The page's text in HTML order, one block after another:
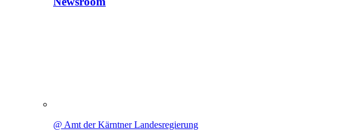
@ Amt der Kärntner Landesregierung